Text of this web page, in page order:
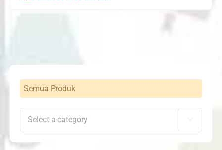
Semua Produk
